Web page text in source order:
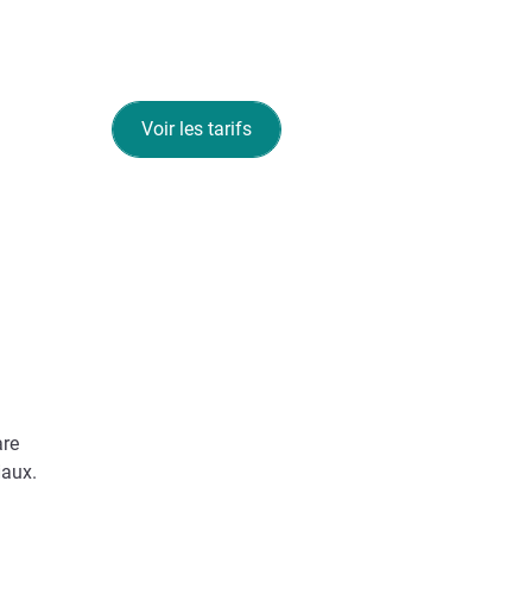
Voir les tarifs